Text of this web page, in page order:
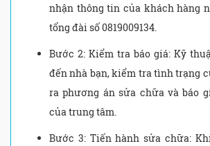
nhận thông tin của khách hàng
tổng đài số 0819009134.
Bước 2: Kiểm tra báo giá: Kỹ
đến nhà bạn, kiểm tra tình trạng
ra phương án sửa chữa và báo
của trung tâm.
Bước 3: Tiến hành sửa chữa: